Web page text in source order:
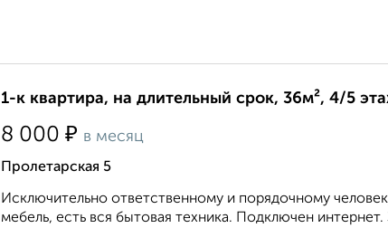
1-к квартира, на длительный срок, 36м², 4/5
8 000 ₽ в месяц
Пролетарская 5
Исключительно ответственному и порядочному
мебель, есть вся бытовая техника. Подключен интернет.